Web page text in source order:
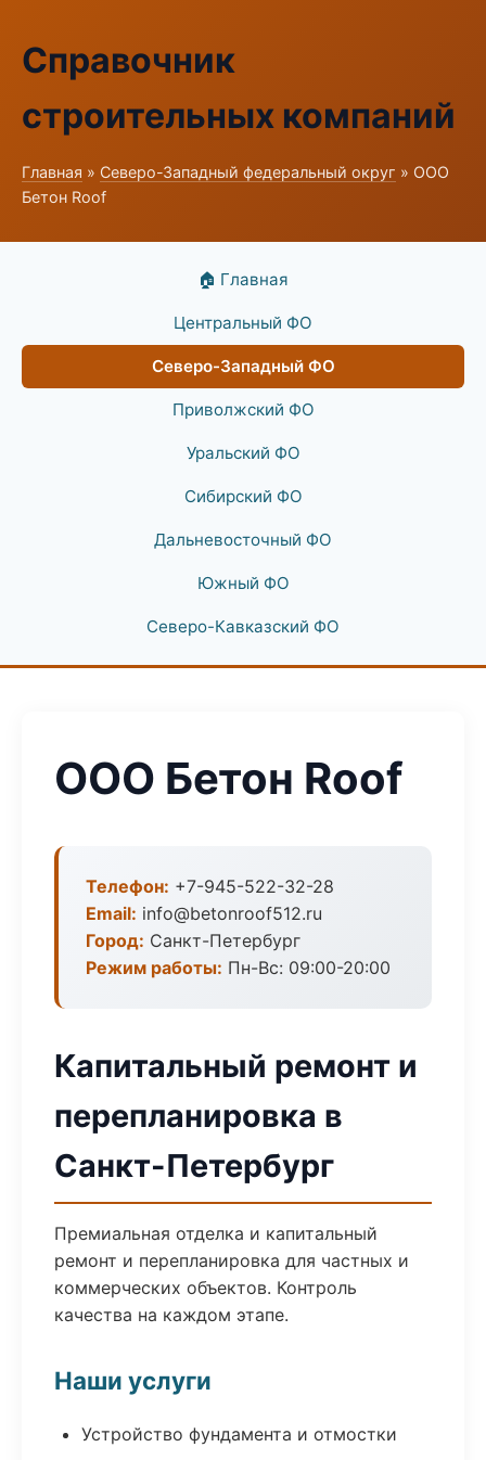
Справочник
строительных компаний
Главная » Северо-Западный федеральный округ » ООО
Бетон Roof
🏠 Главная
Центральный ФО
Северо-Западный ФО
Приволжский ФО
Уральский ФО
Сибирский ФО
Дальневосточный ФО
Южный ФО
Северо-Кавказский ФО
ООО Бетон Roof
Телефон: +7-945-522-32-28
Email: info@betonroof512.ru
Город: Санкт-Петербург
Режим работы: Пн-Вс: 09:00-20:00
Капитальный ремонт и
перепланировка в
Санкт-Петербург
Премиальная отделка и капитальный
ремонт и перепланировка для частных и
коммерческих объектов. Контроль
качества на каждом этапе.
Наши услуги
Устройство фундамента и отмостки